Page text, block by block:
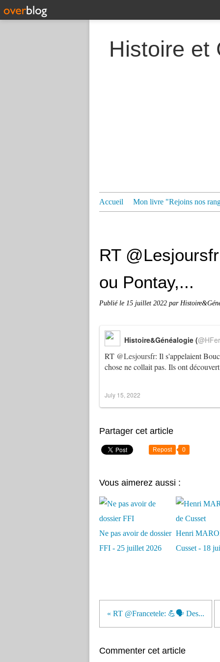
Histoire et
Accueil Mon livre "Rejoins nos
RT
ou Pontay,...
Publié le 15 juillet 2022 par
RT @Lesjoursfr: Il s'appelaient
chose ne collait pas. Ils ont
Histoire&Généalogie (
July 15, 2022
Partager cet article
Repost 0
Vous aimerez aussi :
Ne pas avoir de dossier
FFI - 25 juillet 2026
Henri
Cusset - 18
« RT @Francetele: 💪🗣 Des...
Commenter cet article